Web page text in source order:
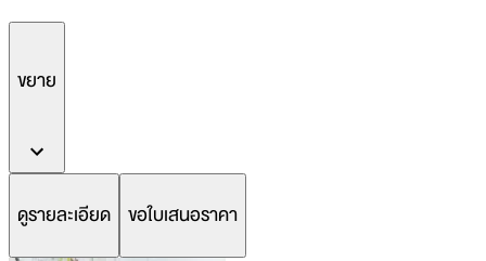
ขยาย
ดูรายละเอียด ขอใบเสนอราคา